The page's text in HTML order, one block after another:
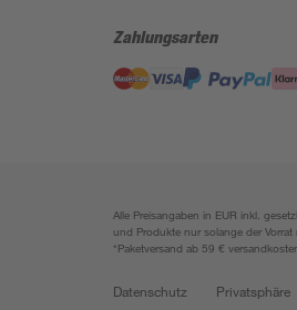
Zahlungsarten
Alle Preisangaben in EUR inkl.
und Produkte nur solange der Vorrat
*Paketversand ab 59 €
Datenschutz Privatsphäre